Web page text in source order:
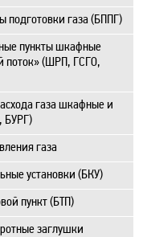
подготовки газа (БППГ)
пункты шкафные
поток» (ШРП, ГСГО,
газа шкафные и
БУРГ)
газа
установки (БКУ)
пункт (БТП)
заглушки